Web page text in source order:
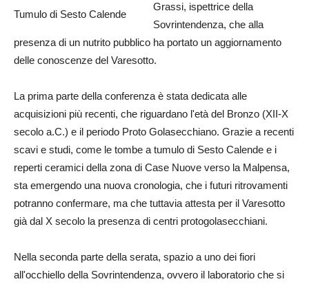
Tumulo di Sesto Calende
Grassi, ispettrice della
Sovrintendenza, che alla
presenza di un nutrito pubblico ha portato un aggiornamento
delle conoscenze del Varesotto.
La prima parte della conferenza è stata dedicata alle
acquisizioni più recenti, che riguardano l'età del Bronzo (XII-X
secolo a.C.) e il periodo Proto Golasecchiano. Grazie a recenti
scavi e studi, come le tombe a tumulo di Sesto Calende e i
reperti ceramici della zona di Case Nuove verso la Malpensa,
sta emergendo una nuova cronologia, che i futuri ritrovamenti
potranno confermare, ma che tuttavia attesta per il Varesotto
già dal X secolo la presenza di centri protogolasecchiani.
Nella seconda parte della serata, spazio a uno dei fiori
all'occhiello della Sovrintendenza, ovvero il laboratorio che si